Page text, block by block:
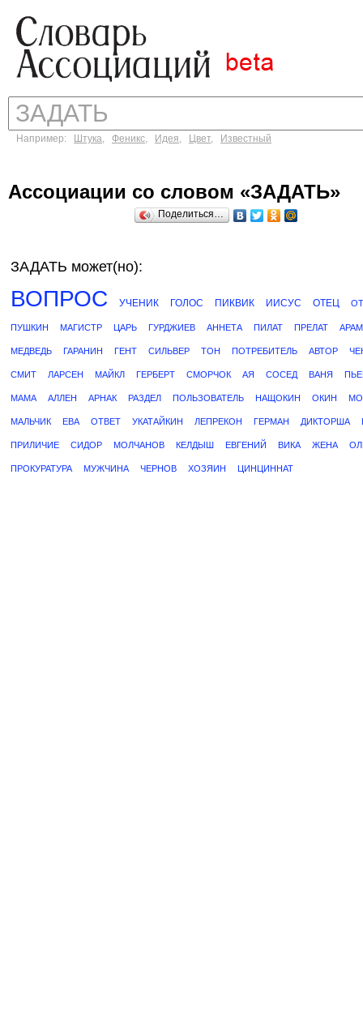
Например: Штука, Феникс, Идея, Цвет, Известный
Ассоциации со словом «ЗАДАТЬ»
Поделиться…
ЗАДАТЬ может(но):
ВОПРОС УЧЕНИК ГОЛОС ПИКВИК ИИСУС ОТЕЦ
ПУШКИН МАГИСТР ЦАРЬ ГУРДЖИЕВ АННЕТА ПИЛАТ ПРЕЛАТ
МЕДВЕДЬ ГАРАНИН ГЕНТ СИЛЬВЕР ТОН ПОТРЕБИТЕЛЬ АВТОР
СМИТ ЛАРСЕН МАЙКЛ ГЕРБЕРТ СМОРЧОК АЯ СОСЕД ВАНЯ
МАМА АЛЛЕН АРНАК РАЗДЕЛ ПОЛЬЗОВАТЕЛЬ НАЩОКИН ОКИН
МАЛЬЧИК ЕВА ОТВЕТ УКАТАЙКИН ЛЕПРЕКОН ГЕРМАН ДИКТОРША
ПРИЛИЧИЕ СИДОР МОЛЧАНОВ КЕЛДЫШ ЕВГЕНИЙ ВИКА ЖЕНА
ПРОКУРАТУРА МУЖЧИНА ЧЕРНОВ ХОЗЯИН ЦИНЦИННАТ